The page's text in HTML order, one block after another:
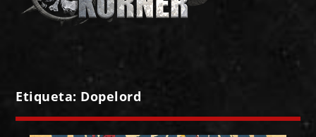
Etiqueta: Dopelord